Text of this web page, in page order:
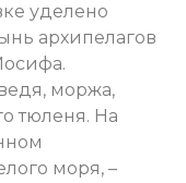
уделено
архипелагов
моржа,
тюленя. На
моря, –